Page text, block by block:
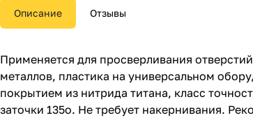
Описание Отзывы
Применяется для просверливания
металлов, пластика на универсальном
покрытием из нитрида титана, класс
заточки 135о. Не требует накернивания.